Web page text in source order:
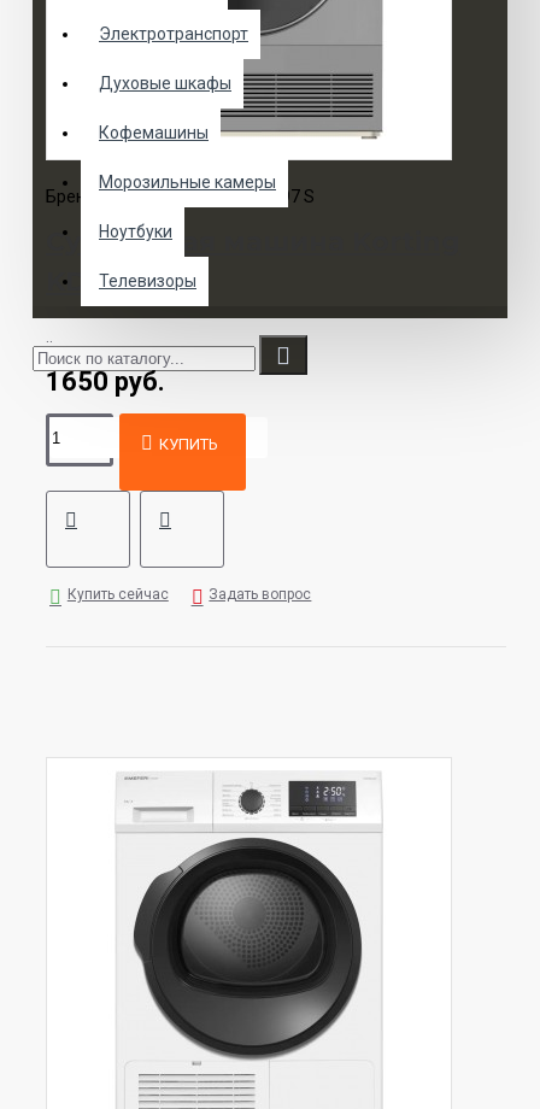
Электротранспорт
Духовые шкафы
Кофемашины
Морозильные камеры
Ноутбуки
Телевизоры
Бренд:KortingМодель:KD 60L97 S
Сушильная машина Korting
KD 60L97 S
1650 руб.
КУПИТЬ
Купить сейчас Задать вопрос